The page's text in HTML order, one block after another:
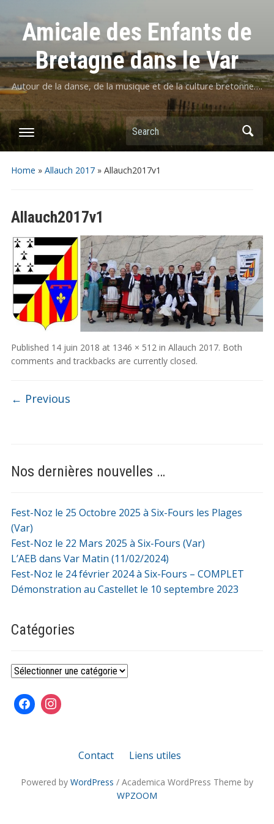
Amicale des Enfants de
Bretagne dans le Var
Autour de la danse, de la musique et de la culture bretonne….
Home » Allauch 2017» Allauch2017v1
Allauch2017v1
Published 14 juin 2018 at 1346 × 512 in Allauch 2017. Both
comments and trackbacks are currently closed.
← Previous
Nos dernières nouvelles …
Fest-Noz le 25 Octobre 2025 à Six-Fours les Plages
(Var)
Fest-Noz le 22 Mars 2025 à Six-Fours (Var)
L’AEB dans Var Matin (11/02/2024)
Fest-Noz le 24 février 2024 à Six-Fours – COMPLET
Démonstration au Castellet le 10 septembre 2023
Catégories
Catégories
Contact Liens utiles
Powered by WordPress / Academica WordPress Theme by
WPZOOM